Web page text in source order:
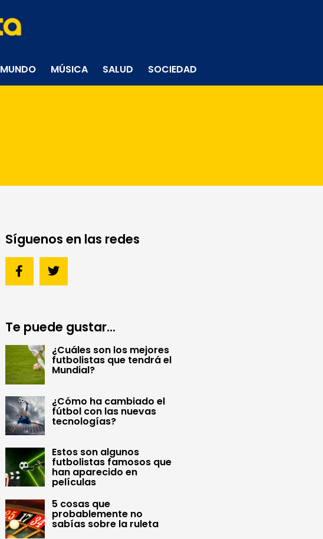
MUNDO MÚSICA SALUD SOCIEDAD
Síguenos en las redes
Te puede gustar...
¿Cuáles son los mejores
futbolistas que tendrá el
Mundial?
¿Cómo ha cambiado el
fútbol con las nuevas
tecnologías?
Estos son algunos
futbolistas famosos que
han aparecido en
películas
5 cosas que
probablemente no
sabías sobre la ruleta